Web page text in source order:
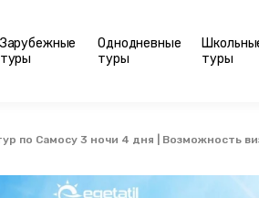
Зарубежные
туры
Однодневные
туры
туры
по Самосу 3 ночи 4 дня | Возможность